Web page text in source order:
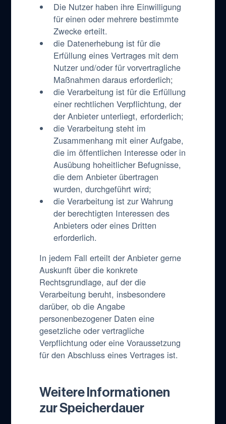
Die Nutzer haben ihre Einwilligung
für einen oder mehrere bestimmte
Zwecke erteilt.
die Datenerhebung ist für die
Erfüllung eines Vertrages mit dem
Nutzer und/oder für vorvertragliche
Maßnahmen daraus erforderlich;
die Verarbeitung ist für die Erfüllung
einer rechtlichen Verpflichtung, der
der Anbieter unterliegt, erforderlich;
die Verarbeitung steht im
Zusammenhang mit einer Aufgabe,
die im öffentlichen Interesse oder in
Ausübung hoheitlicher Befugnisse,
die dem Anbieter übertragen
wurden, durchgeführt wird;
die Verarbeitung ist zur Wahrung
der berechtigten Interessen des
Anbieters oder eines Dritten
erforderlich.
In jedem Fall erteilt der Anbieter gerne
Auskunft über die konkrete
Rechtsgrundlage, auf der die
Verarbeitung beruht, insbesondere
darüber, ob die Angabe
personenbezogener Daten eine
gesetzliche oder vertragliche
Verpflichtung oder eine Voraussetzung
für den Abschluss eines Vertrages ist.
Weitere Informationen
zur Speicherdauer